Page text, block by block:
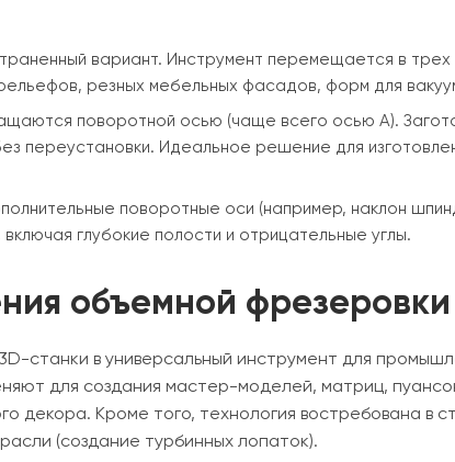
вариант. Инструмент перемещается в
резных мебельных фасадов, форм для
поворотной осью (чаще всего осью A).
переустановки. Идеальное решение для
поворотные оси (например, наклон
глубокие полости и отрицательные углы.
объемной фрезеровки
станки в универсальный инструмент для
для создания мастер-моделей, матриц,
декора. Кроме того, технология востребована в
(создание турбинных лопаток).